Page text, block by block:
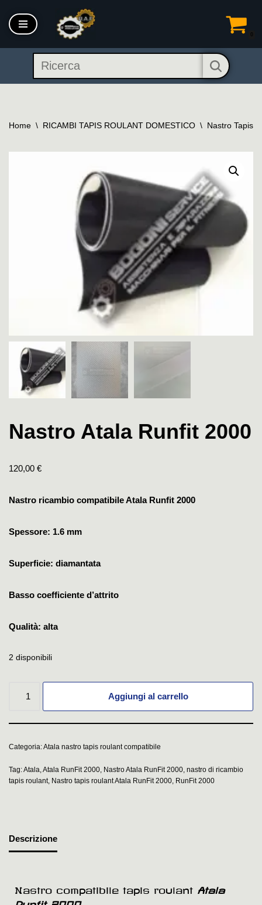
Vai
contenuto
Home \ RICAMBI TAPIS ROULANT DOMESTICO \ Nastro Tapis
Nastro Atala Runfit 2000
120,00 €
Nastro ricambio compatibile Atala Runfit 2000
Spessore: 1.6 mm
Superficie: diamantata
Basso coefficiente d’attrito
Qualità: alta
2 disponibili
Aggiungi al carrello
Categoria:Atala nastro tapis roulant compatibile
Tag:Atala Atala RunFit 2000 Nastro Atala RunFit 2000 nastro di ricambio
tapis roulant, Nastro tapis roulant Atala RunFit 2000 RunFit 2000
Descrizione
Nastro compatibile tapis roulant Atala
Runfit 2000